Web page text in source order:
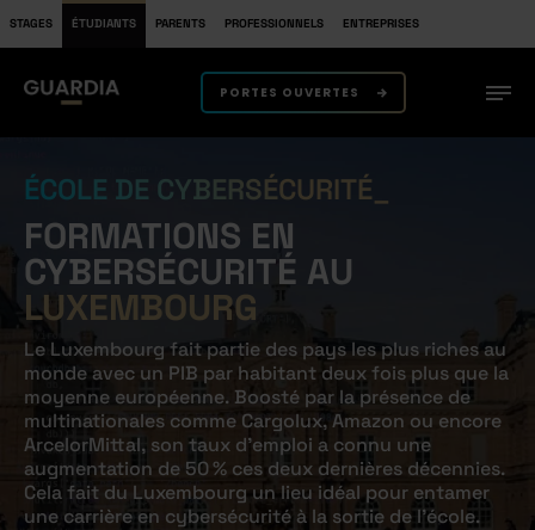
STAGES ÉTUDIANTS PARENTS PROFESSIONNELS ENTREPRISES
PORTES OUVERTES
ÉCOLE DE CYBERSÉCURITÉ
FORMATIONS EN
CYBERSÉCURITÉ AU
LUXEMBOURG
Le Luxembourg fait partie des pays les plus riches au
monde avec un PIB par habitant deux fois plus que la
moyenne européenne. Boosté par la présence de
multinationales comme Cargolux, Amazon ou encore
ArcelorMittal, son taux d’emploi a connu une
augmentation de 50 % ces deux dernières décennies.
Cela fait du Luxembourg un lieu idéal pour entamer
une carrière en cybersécurité à la sortie de l’école.